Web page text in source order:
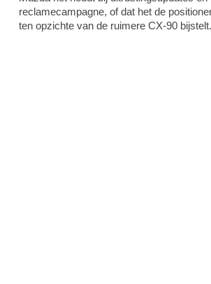
reclamecampagne, of dat het de
ten opzichte van de ruimere CX-90 bijstelt.